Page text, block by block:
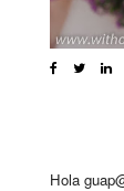
Hola